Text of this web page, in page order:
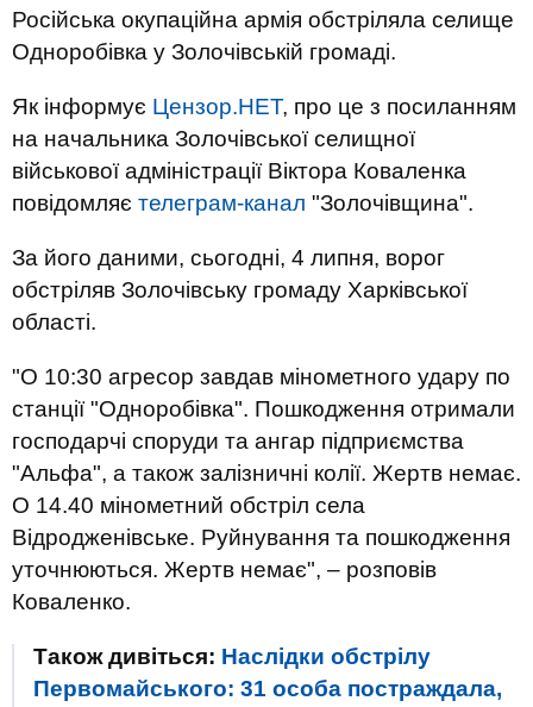
Російська окупаційна армія обстріляла селище
Одноробівка у Золочівській громаді.
Як інформує Цензор.НЕТ, про це з посиланням
на начальника Золочівської селищної
військової адміністрації Віктора Коваленка
повідомляє телеграм-канал "Золочівщина".
За його даними, сьогодні, 4 липня, ворог
обстріляв Золочівську громаду Харківської
області.
"О 10:30 агресор завдав мінометного удару по
станції "Одноробівка". Пошкодження отримали
господарчі споруди та ангар підприємства
"Альфа", а також залізничні колії. Жертв немає.
О 14.40 мінометний обстріл села
Відродженівське. Руйнування та пошкодження
уточнюються. Жертв немає", – розповів
Коваленко.
Також дивіться: Наслідки обстрілу
Первомайського: 31 особа постраждала,